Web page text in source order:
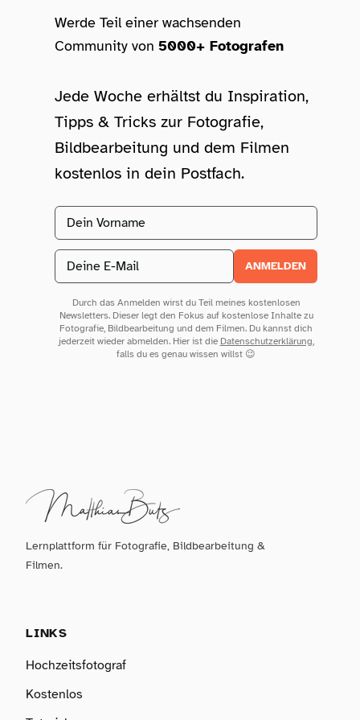
Werde Teil einer wachsenden
Community von 5000+ Fotografen
Jede Woche erhältst du Inspiration,
Tipps & Tricks zur Fotografie,
Bildbearbeitung und dem Filmen
kostenlos in dein Postfach.
Vorname
Email address ANMELDEN
Durch das Anmelden wirst du Teil meines kostenlosen
Newsletters. Dieser legt den Fokus auf kostenlose Inhalte zu
Fotografie, Bildbearbeitung und dem Filmen. Du kannst dich
jederzeit wieder abmelden. Hier ist die Datenschutzerklärung
falls du es genau wissen willst 😉
Lernplattform für Fotografie, Bildbearbeitung &
Filmen.
LINKS
Hochzeitsfotograf
Kostenlos